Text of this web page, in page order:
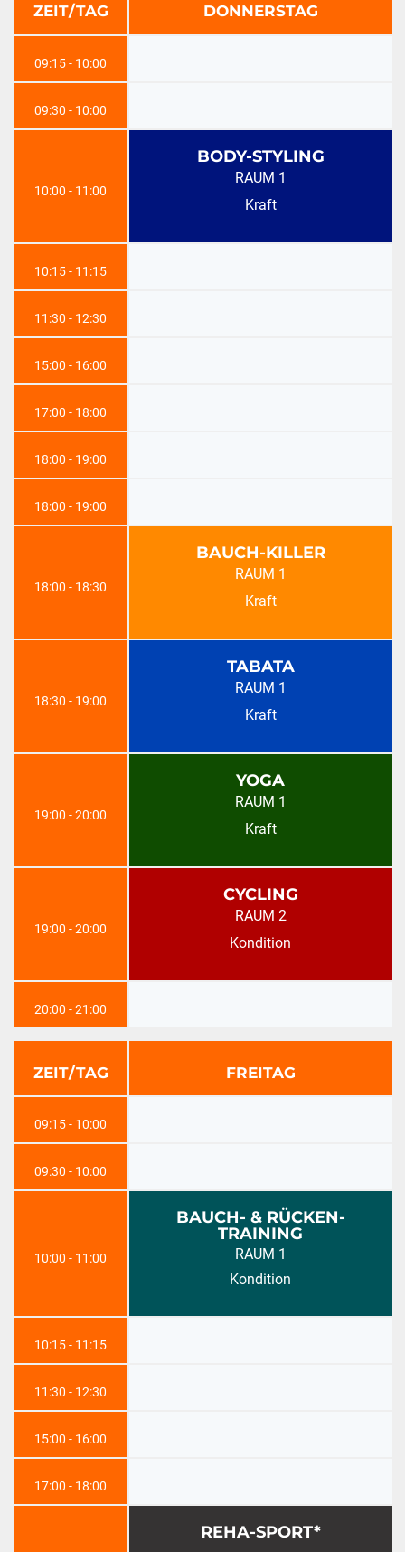
ZEIT/TAG
09:15 - 10:00
09:30 - 10:00
10:00 - 11:00
10:15 - 11:15
11:30 - 12:30
15:00 - 16:00
17:00 - 18:00
18:00 - 19:00
18:00 - 19:00
18:00 - 18:30
18:30 - 19:00
19:00 - 20:00
19:00 - 20:00
20:00 - 21:00
DONNERSTAG
BODY-STYLING
RAUM 1
Kraft
BAUCH-KILLER
RAUM 1
Kraft
TABATA
RAUM 1
Kraft
YOGA
RAUM 1
Kraft
CYCLING
RAUM 2
Kondition
ZEIT/TAG
09:15 - 10:00
09:30 - 10:00
10:00 - 11:00
10:15 - 11:15
11:30 - 12:30
15:00 - 16:00
17:00 - 18:00
FREITAG
BAUCH- & RÜCKEN-
TRAINING
RAUM 1
Kondition
REHA-SPORT*